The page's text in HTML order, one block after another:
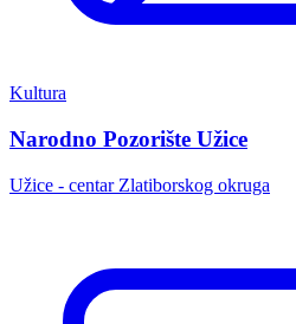
Kultura
Narodno Pozorište Užice
Užice - centar Zlatiborskog okruga